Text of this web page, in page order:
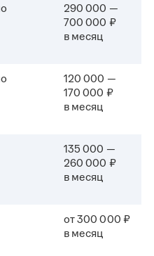
290 000 —
700 000 ₽
в месяц
120 000 —
170 000 ₽
в месяц
135 000 —
260 000 ₽
в месяц
от 300 000 ₽
в месяц